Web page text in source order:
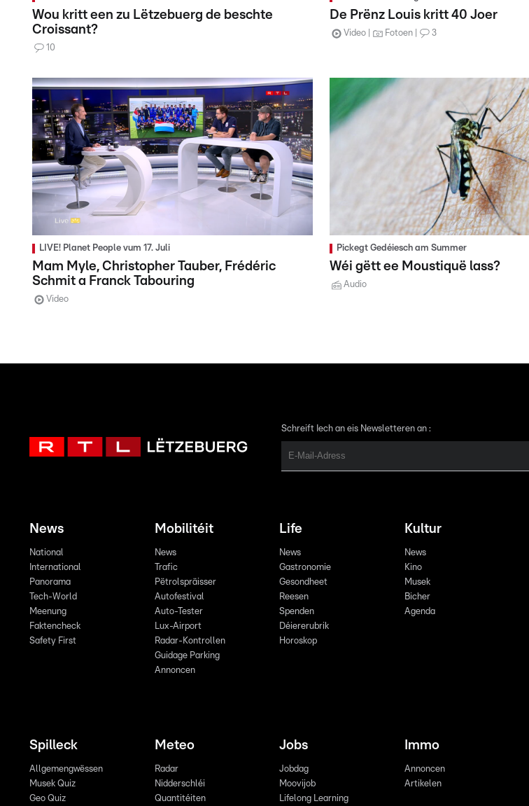
Wou kritt een zu Lëtzebuerg de beschte
Croissant?
10
De Prënz Louis kritt 40 Joer
Video Fotoen 3
LIVE! Planet People vum 17. Juli
Mam Myle, Christopher Tauber, Frédéric
Schmit a Franck Tabouring
Video
Pickegt Gedéiesch am Summer
Wéi gëtt ee Moustiquë lass?
Audio
Schreift Iech an eis Newsletteren an :
News
National
International
Panorama
Tech-World
Meenung
Faktencheck
Safety First
Mobilitéit
News
Trafic
Pëtrolspräisser
Autofestival
Auto-Tester
Lux-Airport
Radar-Kontrollen
Guidage Parking
Annoncen
Life
News
Gastronomie
Gesondheet
Reesen
Spenden
Déiererubrik
Horoskop
Kultur
News
Kino
Musek
Bicher
Agenda
Spilleck
Allgemengwëssen
Musek Quiz
Geo Quiz
Meteo
Radar
Nidderschléi
Quantitéiten
Jobs
Jobdag
Moovijob
Lifelong Learning
Immo
Annoncen
Artikelen